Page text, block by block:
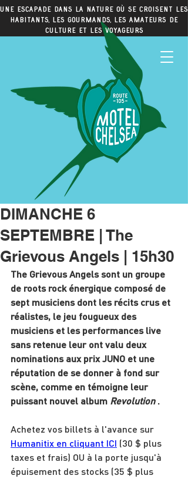
Une escapade dans la nature où se croisent les
habitants, les gourmands, les amateurs de
culture et les voyageurs
DIMANCHE 6
SEPTEMBRE | The
Grievous Angels | 15h30
The Grievous Angels sont un groupe
de roots rock énergique composé de
sept musiciens dont les récits crus et
réalistes, le jeu fougueux des
musiciens et les performances live
sans retenue leur ont valu deux
nominations aux prix JUNO et une
réputation de se donner à fond sur
scène, comme en témoigne leur
puissant nouvel album Revolution .
Achetez vos billets à l'avance sur
Humanitix en cliquant ICI (30 $ plus
taxes et frais) OU à la porte jusqu'à
épuisement des stocks (35 $ plus